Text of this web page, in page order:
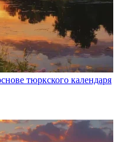
тюркского календаря